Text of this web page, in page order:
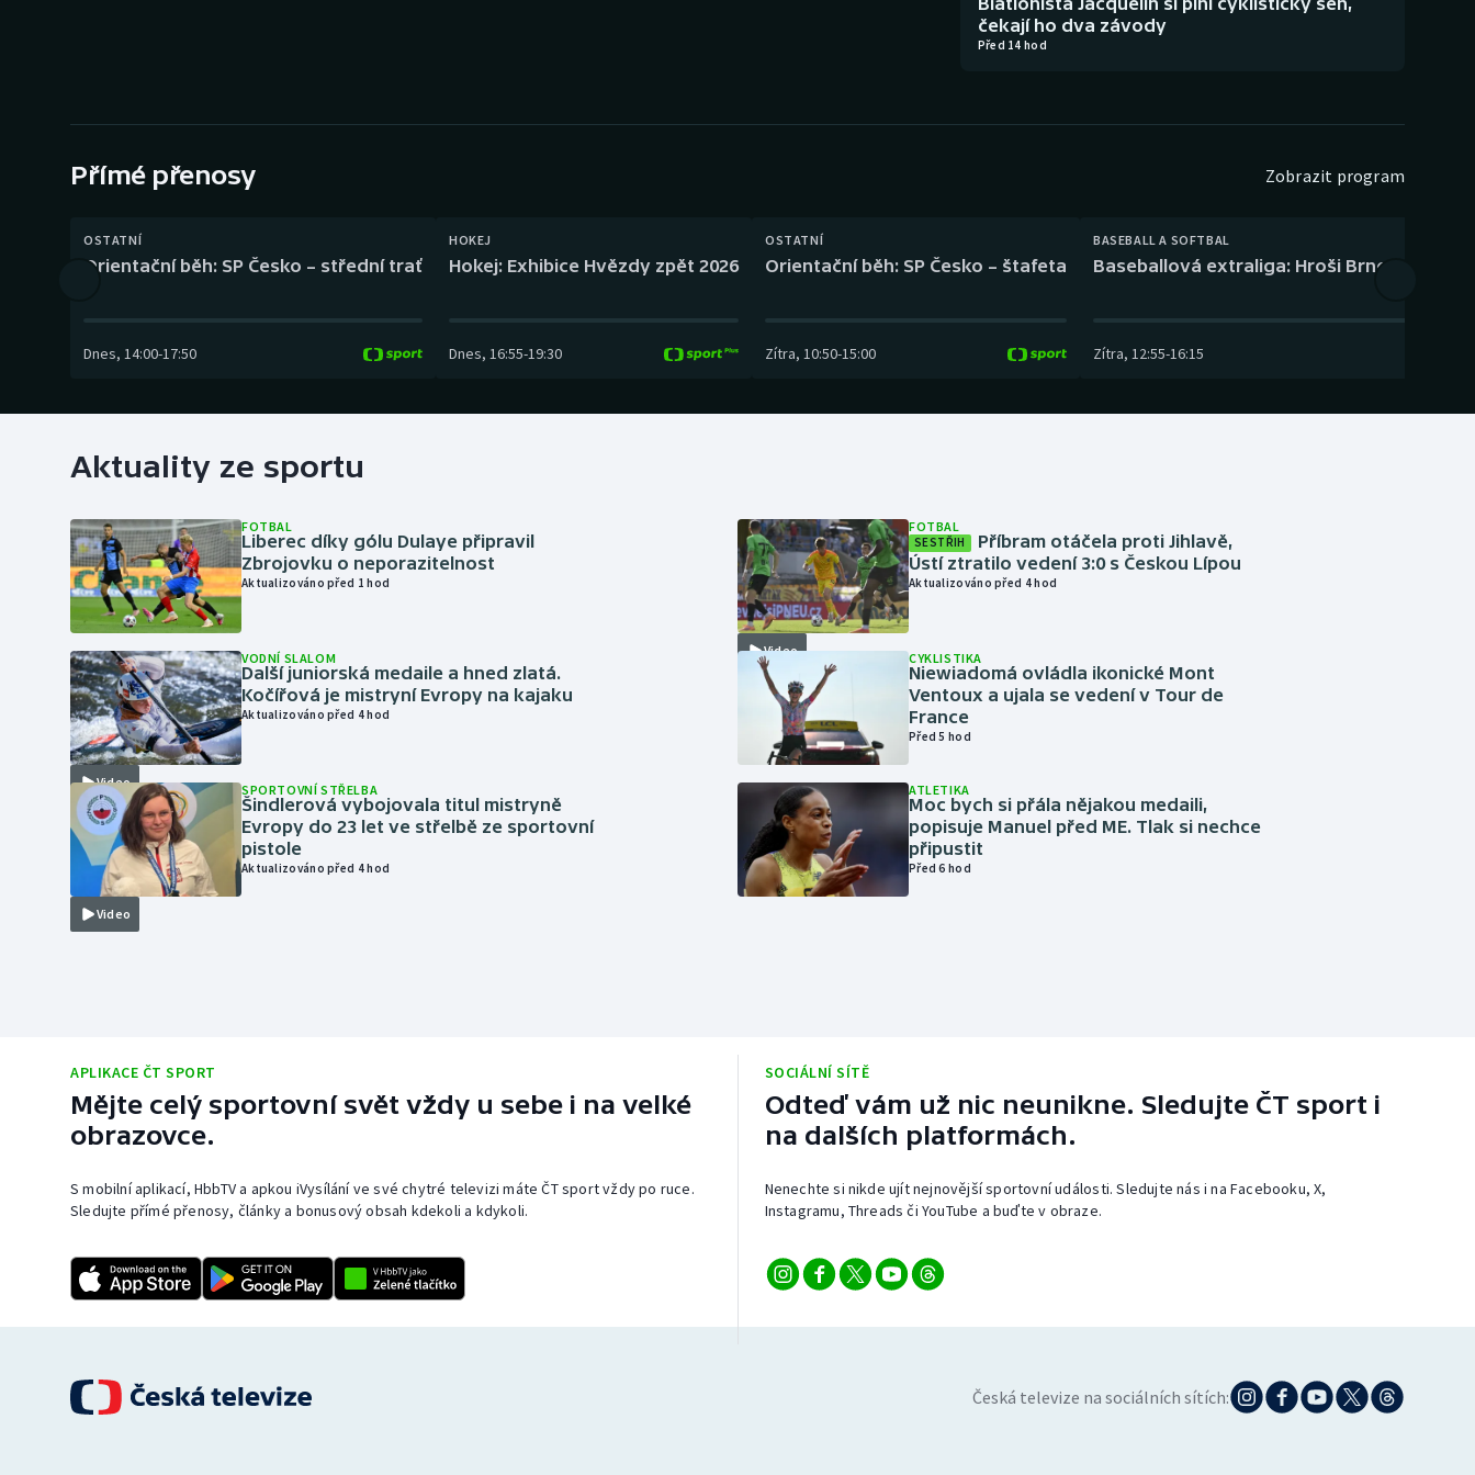
Gymnastika Plážový volejbal
čekají ho dva závody
Před 14 hod
Přímé přenosy Zobrazit program
OSTATNÍ
Orientační běh: SP Česko – střední trať
Dnes, 14:00-17:50
HOKEJ
Hokej: Exhibice Hvězdy zpět 2026
Dnes, 16:55-19:30
OSTATNÍ
Orientační běh: SP Česko – štafeta
Zítra, 10:50-15:00
BASEBALL A SOFTBAL
Baseballová extraliga: Hroši Brno – Eagles
Zítra, 12:55-16:15
Aktuality ze sportu
FOTBAL
Liberec díky gólu Dulaye připravil
Zbrojovku o neporazitelnost
Aktualizováno před 1 hod
Video
VODNÍ SLALOM
Další juniorská medaile a hned zlatá.
Kočířová je mistryní Evropy na kajaku
Aktualizováno před 4 hod
Video
SPORTOVNÍ STŘELBA
Šindlerová vybojovala titul mistryně
Evropy do 23 let ve střelbě ze sportovní
pistole
Aktualizováno před 4 hod
Video
FOTBAL
SESTŘIH
Příbram otáčela proti Jihlavě,
Ústí ztratilo vedení 3:0 s Českou Lípou
Aktualizováno před 4 hod
CYKLISTIKA
Niewiadomá ovládla ikonické Mont
Ventoux a ujala se vedení v Tour de
France
Před 5 hod
ATLETIKA
Moc bych si přála nějakou medaili,
popisuje Manuel před ME. Tlak si nechce
připustit
Před 6 hod
APLIKACE ČT SPORT
Mějte celý sportovní svět vždy u sebe i na velké
obrazovce.
S mobilní aplikací, HbbTV a apkou iVysílání ve své chytré televizi máte ČT sport vždy po ruce.
Sledujte přímé přenosy, články a bonusový obsah kdekoli a kdykoli.
SOCIÁLNÍ SÍTĚ
Odteď vám už nic neunikne. Sledujte ČT sport i
na dalších platformách.
Nenechte si nikde ujít nejnovější sportovní události. Sledujte nás i na Facebooku, X,
Instagramu, Threads či YouTube a buďte v obraze.
Česká televize na sociálních sítích: